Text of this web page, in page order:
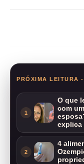
PRÓXIMA LEITURA
1
O que
com
explica
2
4